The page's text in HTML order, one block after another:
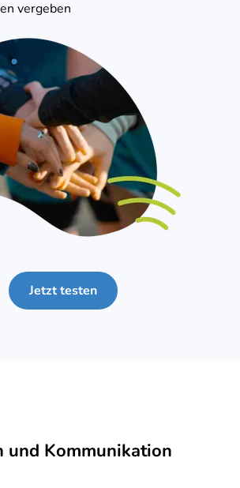
vergeben
Jetzt testen
und Kommunikation